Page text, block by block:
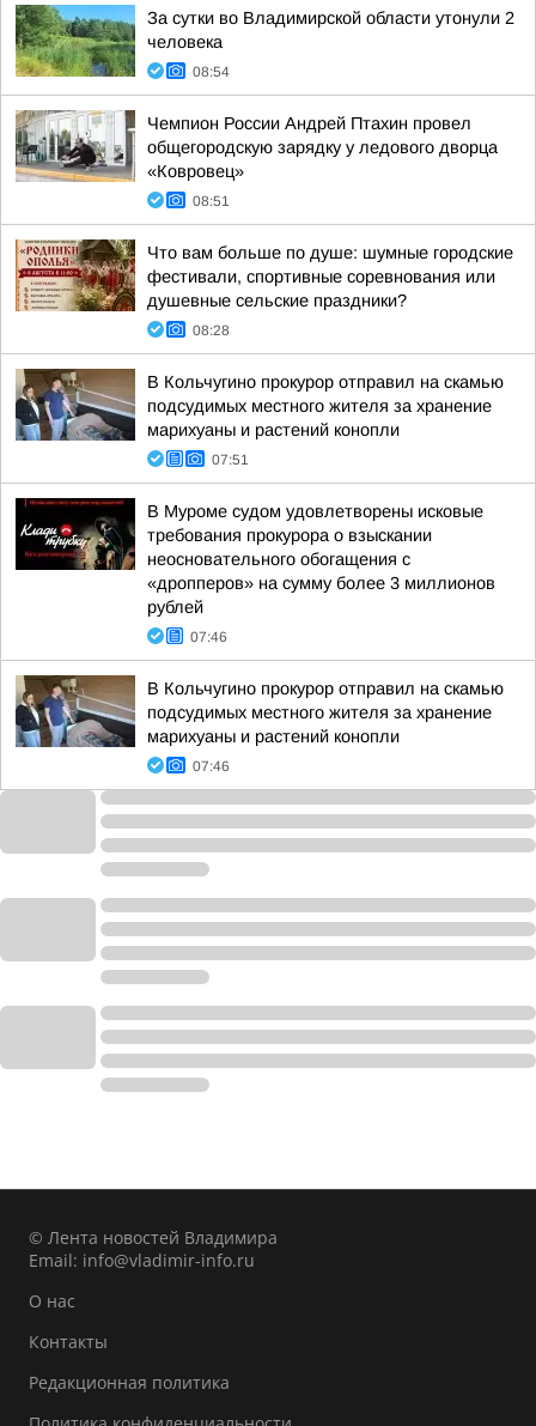
За сутки во Владимирской области утонули 2
человека
08:54
Чемпион России Андрей Птахин провел
общегородскую зарядку у ледового дворца
«Ковровец»
08:51
Что вам больше по душе: шумные городские
фестивали, спортивные соревнования или
душевные сельские праздники?
08:28
В Кольчугино прокурор отправил на скамью
подсудимых местного жителя за хранение
марихуаны и растений конопли
07:51
В Муроме судом удовлетворены исковые
требования прокурора о взыскании
неосновательного обогащения с
«дропперов» на сумму более 3 миллионов
рублей
07:46
В Кольчугино прокурор отправил на скамью
подсудимых местного жителя за хранение
марихуаны и растений конопли
07:46
© Лента новостей Владимира
Email: info@vladimir-info.ru
О нас
Контакты
Редакционная политика